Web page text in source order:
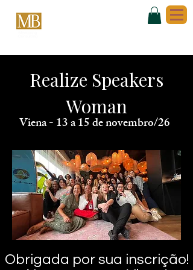
Realize Speakers
Woman
Viena - 13 a 15 de novembro/26
Obrigada por sua inscrição!